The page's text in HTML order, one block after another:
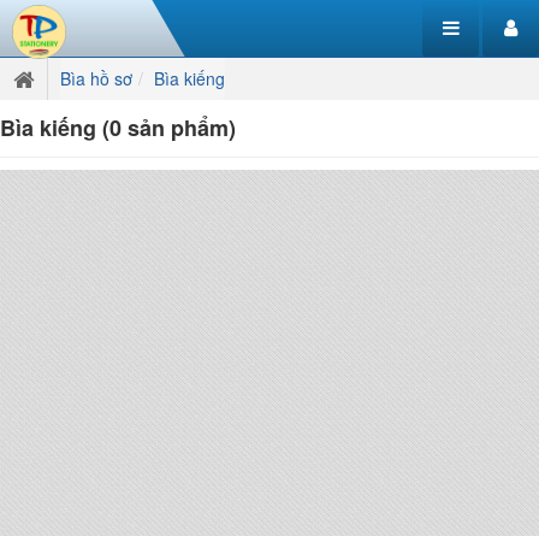
Bìa hồ sơ Bìa kiếng
Bìa kiếng (0 sản phẩm)